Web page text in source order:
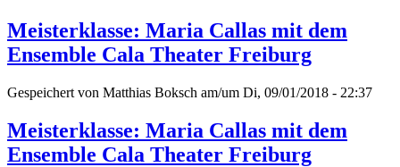
Meisterklasse: Maria Callas mit dem
Ensemble Cala Theater Freiburg
Gespeichert von Matthias Boksch am/um Di, 09/01/2018 - 22:37
Meisterklasse: Maria Callas mit dem
Ensemble Cala Theater Freiburg